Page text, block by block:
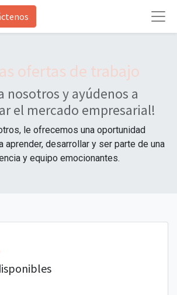
ofertas de trabajo
nosotros y ayúdenos a
el mercado empresarial!
le ofrecemos una oportunidad
aprender, desarrollar y ser parte de una
y equipo emocionantes.